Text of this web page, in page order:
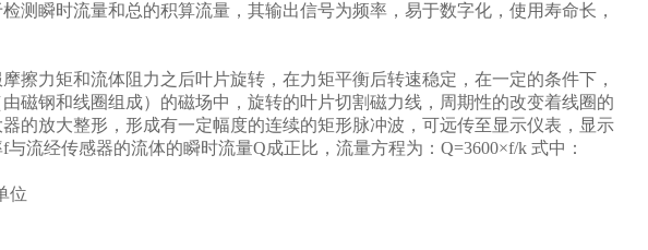
测瞬时流量和总的积算流量，其输出信号为频率，易于数字化，使用寿命长，
擦力矩和流体阻力之后叶片旋转，在力矩平衡后转速稳定，在一定的条件下，
磁钢和线圈组成）的磁场中，旋转的叶片切割磁力线，周期性的改变着线圈的
的放大整形，形成有一定幅度的连续的矩形脉冲波，可远传至显示仪表，显示
流经传感器的流体的瞬时流量Q成正比，流量方程为：Q=3600×f/k 式中：
位